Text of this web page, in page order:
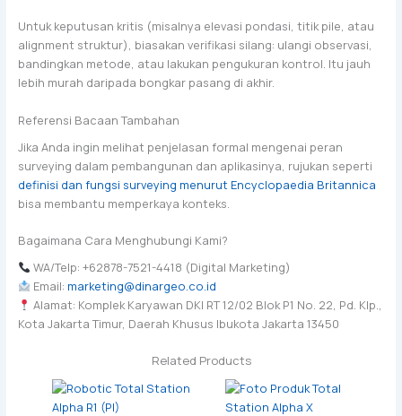
Untuk keputusan kritis (misalnya elevasi pondasi, titik pile, atau
alignment struktur), biasakan verifikasi silang: ulangi observasi,
bandingkan metode, atau lakukan pengukuran kontrol. Itu jauh
lebih murah daripada bongkar pasang di akhir.
Referensi Bacaan Tambahan
Jika Anda ingin melihat penjelasan formal mengenai peran
surveying dalam pembangunan dan aplikasinya, rujukan seperti
definisi dan fungsi surveying menurut Encyclopaedia Britannica
bisa membantu memperkaya konteks.
Bagaimana Cara Menghubungi Kami?
WA/Telp: +62878-7521-4418 (Digital Marketing)
Email: marketing@dinargeo.co.id
Alamat: Komplek Karyawan DKI RT 12/02 Blok P1 No. 22, Pd. Klp.,
Kota Jakarta Timur, Daerah Khusus Ibukota Jakarta 13450
Related Products